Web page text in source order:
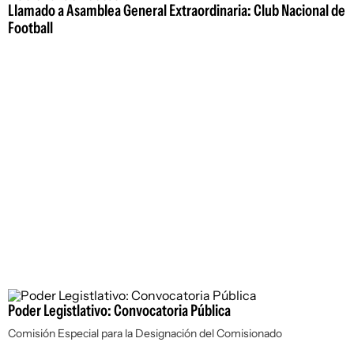
Llamado a Asamblea General Extraordinaria: Club Nacional de
Football
Poder Legistlativo: Convocatoria Pública
Comisión Especial para la Designación del Comisionado